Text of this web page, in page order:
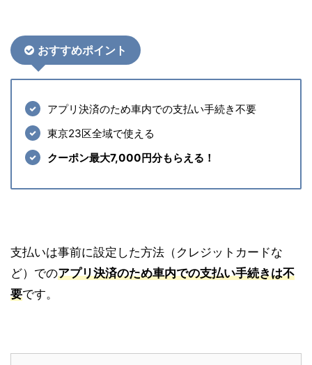
おすすめポイント
アプリ決済のため車内での支払い手続き不要
東京23区全域で使える
クーポン最大7,000円分もらえる！
支払いは事前に設定した方法（クレジットカードな
ど）でのアプリ決済のため車内での支払い手続きは不
要です。